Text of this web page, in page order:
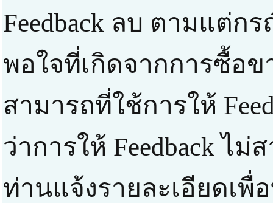
Feedback ลบ ตามแต่ก
พอใจที่เกิดจากการซื้อ
สามารถที่ใช้การให้
ว่าการให้ Feedback ไ
ท่านแจ้งรายละเอียดเพื่